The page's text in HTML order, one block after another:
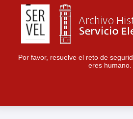
Por favor, resuelve el reto de
eres humano.